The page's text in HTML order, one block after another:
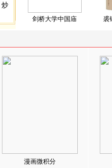
炒
剑桥大学中国庙 裘
漫画微积分